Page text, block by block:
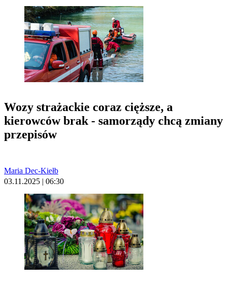
Wozy strażackie coraz cięższe, a
kierowców brak - samorządy chcą zmiany
przepisów
Maria Dec-Kiełb
03.11.2025 | 06:30